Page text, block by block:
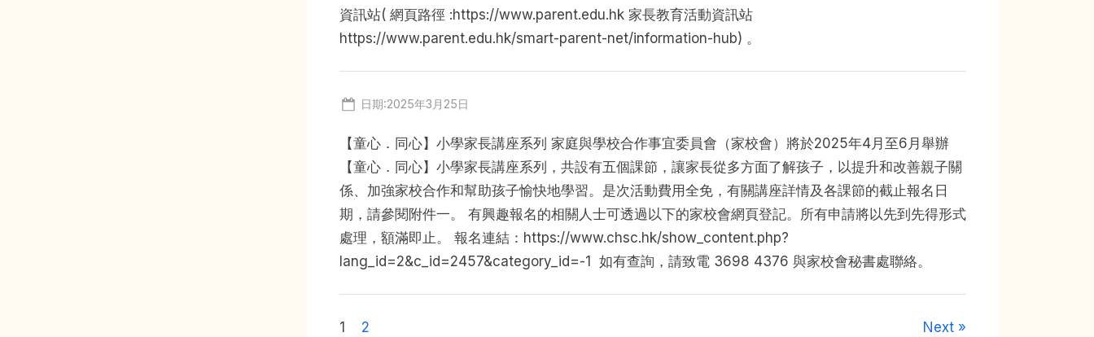
資訊站( 網頁路徑 :https://www.parent.edu.hk 家長教育活動資訊站
https://www.parent.edu.hk/smart-parent-net/information-hub) 。
Posted
日期:2025年3月25日
【童心．同心】小學家長講座系列 家庭與學校合作事宜委員會（家校會）將於2025年4月至6月舉辦
【童心．同心】小學家長講座系列，共設有五個課節，讓家長從多方面了解孩子，以提升和改善親子關
係、加強家校合作和幫助孩子愉快地學習。是次活動費用全免，有關講座詳情及各課節的截止報名日
期，請參閱附件一。 有興趣報名的相關人士可透過以下的家校會網頁登記。所有申請將以先到先得形式
處理，額滿即止。 報名連結：https://www.chsc.hk/show_content.php?
lang_id=2&c_id=2457&category_id=-1 如有查詢，請致電 3698 4376 與家校會秘書處聯絡。
1 2 Next